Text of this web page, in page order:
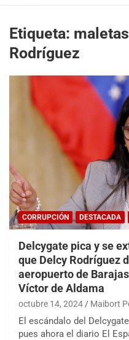
Etiqueta:
Rodríguez
CORRUPCIÓN DESTACADA
Delcygate pica y se
que Delcy Rodríguez
aeropuerto de
Víctor de Aldama
octubre 14, 2024 Maibort
El escándalo del
pues ahora el diario El